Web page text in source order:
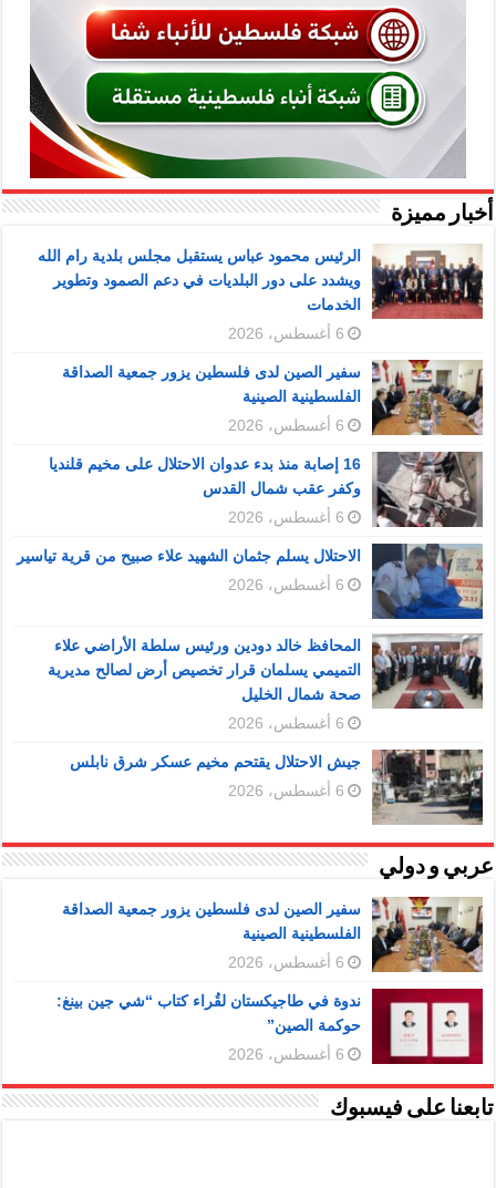
أخبار مميزة
الرئيس محمود عباس يستقبل مجلس بلدية رام الله
ويشدد على دور البلديات في دعم الصمود وتطوير
الخدمات
6 أغسطس، 2026
سفير الصين لدى فلسطين يزور جمعية الصداقة
الفلسطينية الصينية
6 أغسطس، 2026
16 إصابة منذ بدء عدوان الاحتلال على مخيم قلنديا
وكفر عقب شمال القدس
6 أغسطس، 2026
الاحتلال يسلم جثمان الشهيد علاء صبيح من قرية تياسير
6 أغسطس، 2026
المحافظ خالد دودين ورئيس سلطة الأراضي علاء
التميمي يسلمان قرار تخصيص أرض لصالح مديرية
صحة شمال الخليل
6 أغسطس، 2026
جيش الاحتلال يقتحم مخيم عسكر شرق نابلس
6 أغسطس، 2026
عربي و دولي
سفير الصين لدى فلسطين يزور جمعية الصداقة
الفلسطينية الصينية
6 أغسطس، 2026
ندوة في طاجيكستان لقُراء كتاب “شي جين بينغ:
حوكمة الصين”
6 أغسطس، 2026
تابعنا على فيسبوك